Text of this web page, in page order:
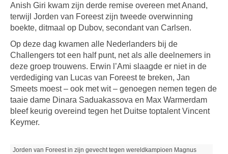
Anish Giri kwam zijn derde remise overeen met Anand,
terwijl Jorden van Foreest zijn tweede overwinning
boekte, ditmaal op Dubov, secondant van Carlsen.
Op deze dag kwamen alle Nederlanders bij de
Challengers tot een half punt, net als alle deelnemers in
deze groep trouwens. Erwin l’Ami slaagde er niet in de
verdediging van Lucas van Foreest te breken, Jan
Smeets moest – ook met wit – genoegen nemen tegen de
taaie dame Dinara Saduakassova en Max Warmerdam
bleef keurig overeind tegen het Duitse toptalent Vincent
Keymer.
Jorden van Foreest in zijn gevecht tegen wereldkampioen Magnus